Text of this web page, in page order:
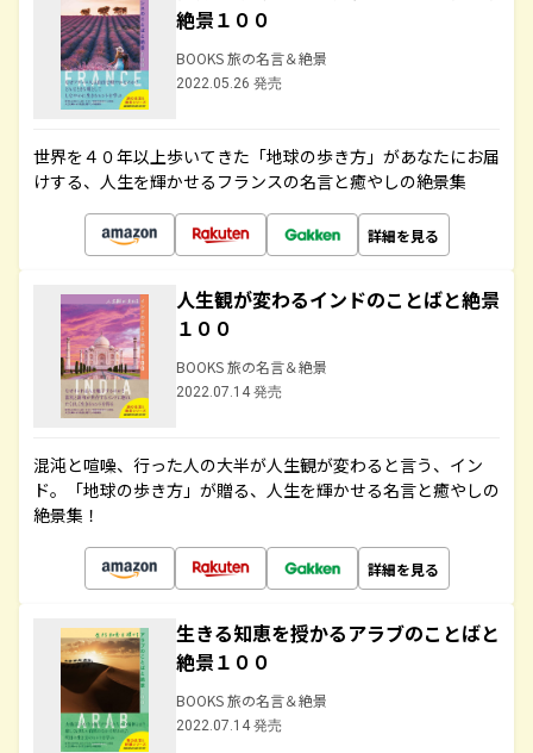
絶景１００
BOOKS 旅の名言＆絶景
2022.05.26 発売
世界を４０年以上歩いてきた「地球の歩き方」があなたにお届
けする、人生を輝かせるフランスの名言と癒やしの絶景集
詳細を見る
人生観が変わるインドのことばと絶景
１００
BOOKS 旅の名言＆絶景
2022.07.14 発売
混沌と喧噪、行った人の大半が人生観が変わると言う、イン
ド。「地球の歩き方」が贈る、人生を輝かせる名言と癒やしの
絶景集！
詳細を見る
生きる知恵を授かるアラブのことばと
絶景１００
BOOKS 旅の名言＆絶景
2022.07.14 発売